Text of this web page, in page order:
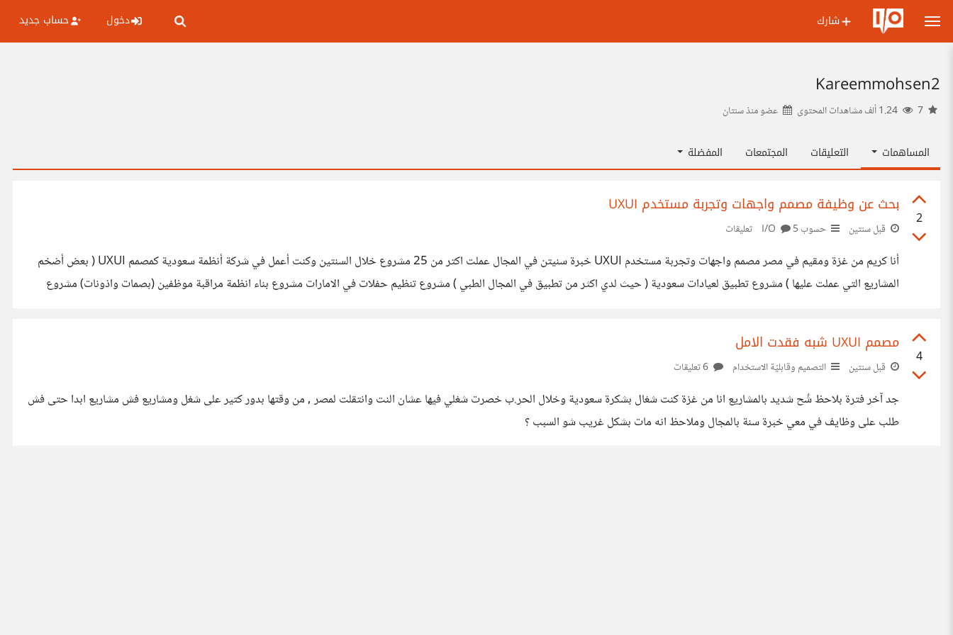
شارك دخول حساب جديد
Kareemmohsen2
عضو منذسنتان
المساهمات التعليقات المجتمعات المفضلة
2
بحث عن وظيفة مصمم واجهات وتجربة مستخدم UXUI
قبل سنتين حسوب I/O 5 تعليقات
أنا كريم من غزة ومقيم في مصر مصمم واجهات وتجربة مستخدم UXUI خبرة سنيتن في المجال عملت اكتر من 25 مشروع خلال السنتين وكنت أعمل في شركة أنظمة سعودية كمصمم UXUI ( بعض أضخم
المشاريع التي عملت عليها ) مشروع تطبيق لعيادات سعودية ( حيث لدي اكثر من تطبيق في المجال الطبي ) مشروع تنظيم حفلات في الامارات مشروع بناء انظمة مراقبة موظفين (بصمات واذونات) مشروع
4
مصمم UXUI شبه فقدت الامل
قبل سنتين التصميم وقابليّة الاستخدام
جد آخر فترة بلاحظ شُح شديد بالمشاريع انا من غزة كنت شغال بشكرة سعودية وخلال الحر.ب خصرت شغلي فيها عشان النت وانتقلت لمصر , من وقتها بدور كتير على شغل ومشاريع فش مشاريع ابدا حتى فش
طلب على وظايف في معي خبرة سنة بالمجال وملاحظ انه مات بشكل غريب شو السبب ؟